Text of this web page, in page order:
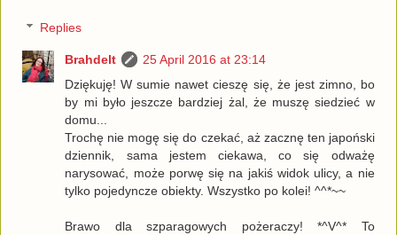
Replies
Brahdelt
25 April 2016 at 23:14
Dziękuję! W sumie nawet cieszę się, że jest zimno, bo
by mi było jeszcze bardziej żal, że muszę siedzieć w
domu...
Trochę nie mogę się do czekać, aż zacznę ten japoński
dziennik, sama jestem ciekawa, co się odważę
narysować, może porwę się na jakiś widok ulicy, a nie
tylko pojedyncze obiekty. Wszystko po kolei! ^^*~~
Brawo dla szparagowych pożeraczy! *^V^* To